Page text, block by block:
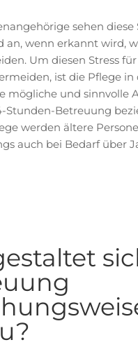
sehen
an, wenn erkannt wird,
Um diesen Stress
ist die Pflege in
mögliche und sinnvolle
Stunden-Betreuung
werden ältere
auch bei Bedarf über